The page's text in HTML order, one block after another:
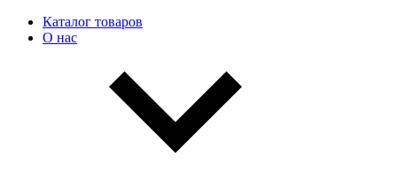
Каталог товаров
О нас